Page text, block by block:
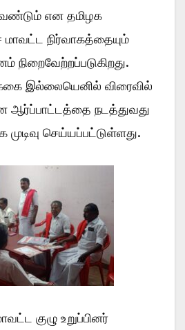
என தமிழக
நிர்வாகத்தையும்
நிறைவேற்றப்படுகிறது.
இல்லையெனில் விரைவில்
ஆர்ப்பாட்டத்தை நடத்துவது
செய்யப்பட்டுள்ளது.
குழு உறுப்பினர்